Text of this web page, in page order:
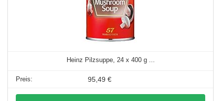
Heinz Pilzsuppe, 24 x 400 g ...
95,49 €